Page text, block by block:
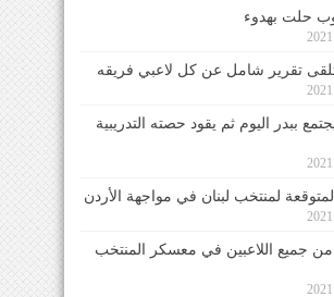
حلت بهدوء
تقرير شامل عن كل لاعبي فريقه
ببدر اليوم ثم يقود حصته التدريبية
لمنتخب لبنان في مواجهة الأردن
من جميع اللاعبين في معسكر المنتخب